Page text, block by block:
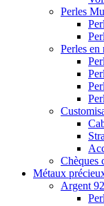
Perles
Perles en
Chèques
Métaux
Argent